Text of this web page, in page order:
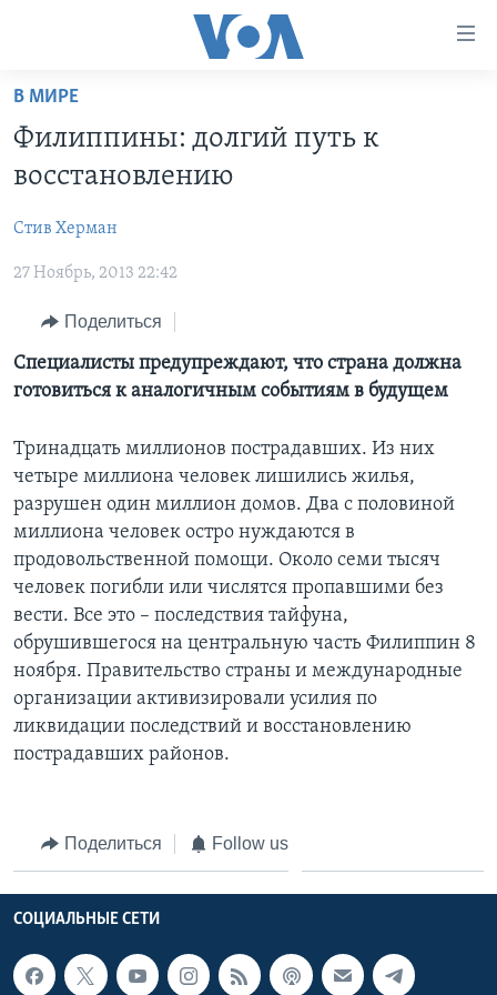
Перейти
основной
контент
навигации
Перейти
поиск
НОВОСТИ ЗА МИНУТУ
ИТОГИ
ПОЧЕМУ ЭТО ВАЖНО?
ДИСКУССИЯ VOA
ДЕТАЛИ
АМЕРИКА. БОЛЬШОЕ ПУТЕШЕСТВИЕ
УЧИМ АНГЛИЙСКИЙ
НАША АМЕРИКАНСКАЯ ИСТОРИЯ
А КАК В АМЕРИКЕ?
АРТЕФАКТЫ
АМЕРИКАНСКИЕ ГОРОДКИ
ЭКСПЕРТИЗА
ИНТЕРВЬЮ
ФАКТЫ ПРОТИВ ФЕЙКОВ
ЗА СВОБОДУ ПРЕССЫ
УЧИМ АНГЛИЙСКИЙ
ВИДЕО
ПОДПИСКА НА НОВОСТИ
Learning English
СОЦИАЛЬНЫЕ СЕТИ
Языки
В МИРЕ
Филиппины: долгий путь к
восстановлению
Стив Херман
27 Ноябрь, 2013 22:42
Поделиться
Специалисты предупреждают, что страна должна
готовиться к аналогичным событиям в будущем
Тринадцать миллионов пострадавших. Из них
четыре миллиона человек лишились жилья,
разрушен один миллион домов. Два с половиной
миллиона человек остро нуждаются в
продовольственной помощи. Около семи тысяч
человек погибли или числятся пропавшими без
вести. Все это – последствия тайфуна,
обрушившегося на центральную часть Филиппин 8
ноября. Правительство страны и международные
организации активизировали усилия по
ликвидации последствий и восстановлению
пострадавших районов.
Поделиться Follow us
СОЦИАЛЬНЫЕ СЕТИ